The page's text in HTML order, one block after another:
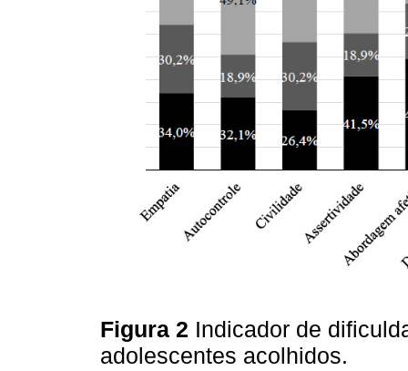
Figura 2 Indicador de
adolescentes acolhidos.